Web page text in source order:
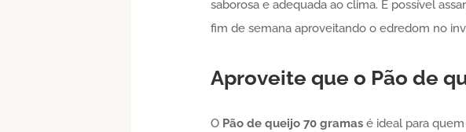
saborosa e adequada ao clima. É possível
fim de semana aproveitando o edredom no
Aproveite que o Pão de
O Pão de queijo 70 gramasé ideal para